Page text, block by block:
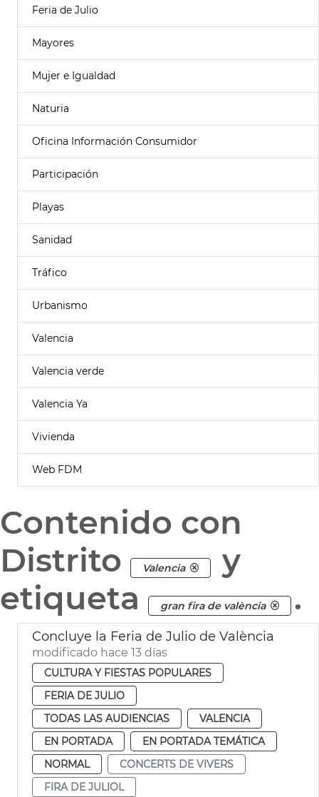
Feria de Julio
Mayores
Mujer e Igualdad
Naturia
Oficina Información Consumidor
Participación
Playas
Sanidad
Tráfico
Urbanismo
Valencia
Valencia verde
Valencia Ya
Vivienda
Web FDM
Contenido con
Distrito
Valencia
y
etiqueta
gran fira de valència .
Concluye la Feria de Julio de València
modificado hace 13 días
CULTURA Y FIESTAS POPULARES
FERIA DE JULIO
TODAS LAS AUDIENCIAS
VALENCIA
EN PORTADA
EN PORTADA TEMÁTICA
NORMAL
CONCERTS DE VIVERS
FIRA DE JULIOL